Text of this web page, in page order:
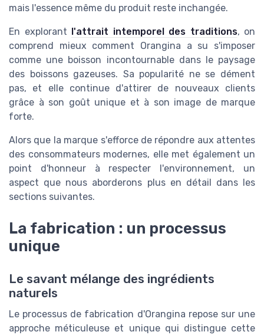
mais l'essence même du produit reste inchangée.
En explorant l'attrait intemporel des traditions, on
comprend mieux comment Orangina a su s'imposer
comme une boisson incontournable dans le paysage
des boissons gazeuses. Sa popularité ne se dément
pas, et elle continue d'attirer de nouveaux clients
grâce à son goût unique et à son image de marque
forte.
Alors que la marque s'efforce de répondre aux attentes
des consommateurs modernes, elle met également un
point d'honneur à respecter l'environnement, un
aspect que nous aborderons plus en détail dans les
sections suivantes.
La fabrication : un processus
unique
Le savant mélange des ingrédients
naturels
Le processus de fabrication d'Orangina repose sur une
approche méticuleuse et unique qui distingue cette